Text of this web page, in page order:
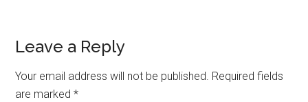
Reader
Interactions
Leave a Reply
Your email address will not be published. Required fields
are marked*